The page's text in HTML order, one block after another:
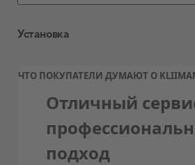
Установка
Стандартная установка
теплового насоса и
Ценовой пакет
стандартной установки,
включает:
ЧТО ПОКУПАТЕЛИ ДУМАЮТ О
Отличный
подход